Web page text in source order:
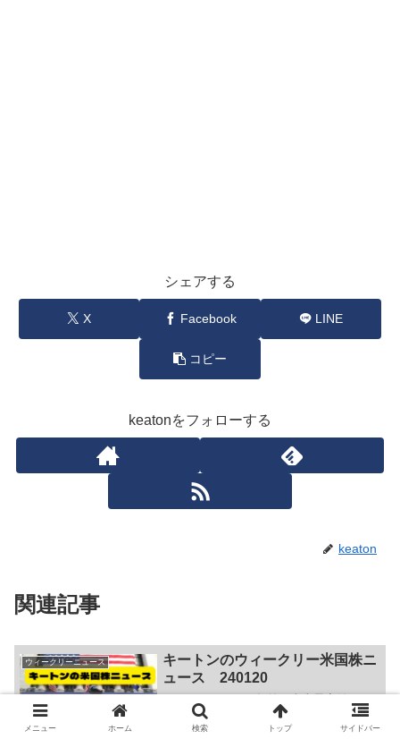
シェアする
X Facebook LINE
コピー
keatonをフォローする
keaton
関連記事
ウィークリーニュース
キートンのウィークリー米国株ニ
ュース 240120
９６．５７をぶち破り、４８３９．８２
で更新、記録を塗り替えました！ま、と
メニュー ホーム 検索 トップ サイドバー